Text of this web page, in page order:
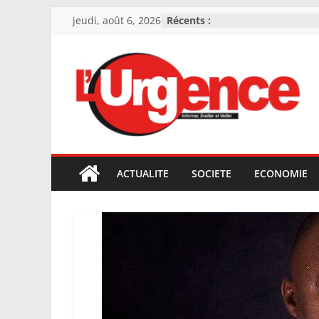
jeudi, août 6, 2026 Récents :
L'Urgence
f
ACTUALITE SOCIETE ECONOMIE